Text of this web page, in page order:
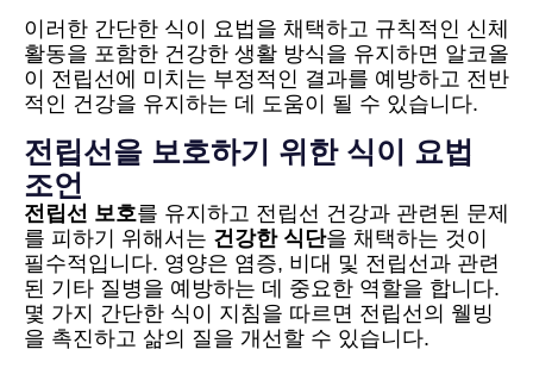
이러한 간단한 식이 요법을 채택하고 규칙적인 신체
활동을 포함한 건강한 생활 방식을 유지하면 알코올
이 전립선에 미치는 부정적인 결과를 예방하고 전반
적인 건강을 유지하는 데 도움이 될 수 있습니다.
전립선을 보호하기 위한 식이 요법
조언
전립선 보호를 유지하고 전립선 건강과 관련된 문제
를 피하기 위해서는 건강한 식단을 채택하는 것이
필수적입니다. 영양은 염증, 비대 및 전립선과 관련
된 기타 질병을 예방하는 데 중요한 역할을 합니다.
몇 가지 간단한 식이 지침을 따르면 전립선의 웰빙
을 촉진하고 삶의 질을 개선할 수 있습니다.